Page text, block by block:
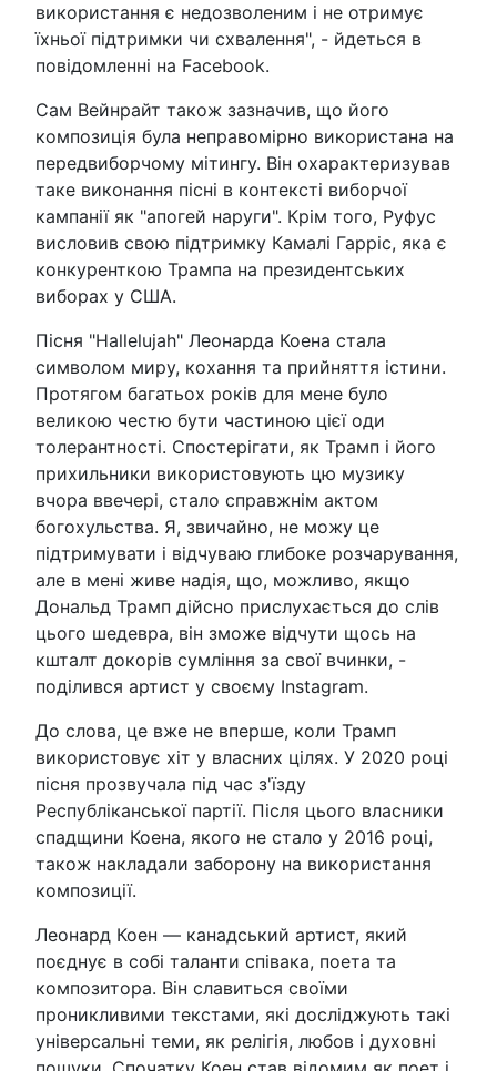
використання є недозволеним і не отримує
їхньої підтримки чи схвалення", - йдеться в
повідомленні на Facebook.
Сам Вейнрайт також зазначив, що його
композиція була неправомірно використана на
передвиборчому мітингу. Він охарактеризував
таке виконання пісні в контексті виборчої
кампанії як "апогей наруги". Крім того, Руфус
висловив свою підтримку Камалі Гарріс, яка є
конкуренткою Трампа на президентських
виборах у США.
Пісня "Hallelujah" Леонарда Коена стала
символом миру, кохання та прийняття істини.
Протягом багатьох років для мене було
великою честю бути частиною цієї оди
толерантності. Спостерігати, як Трамп і його
прихильники використовують цю музику
вчора ввечері, стало справжнім актом
богохульства. Я, звичайно, не можу це
підтримувати і відчуваю глибоке розчарування,
але в мені живе надія, що, можливо, якщо
Дональд Трамп дійсно прислухається до слів
цього шедевра, він зможе відчути щось на
кшталт докорів сумління за свої вчинки, -
поділився артист у своєму Instagram.
До слова, це вже не вперше, коли Трамп
використовує хіт у власних цілях. У 2020 році
пісня прозвучала під час з'їзду
Республіканської партії. Після цього власники
спадщини Коена, якого не стало у 2016 році,
також накладали заборону на використання
композиції.
Леонард Коен — канадський артист, який
поєднує в собі таланти співака, поета та
композитора. Він славиться своїми
проникливими текстами, які досліджують такі
універсальні теми, як релігія, любов і духовні